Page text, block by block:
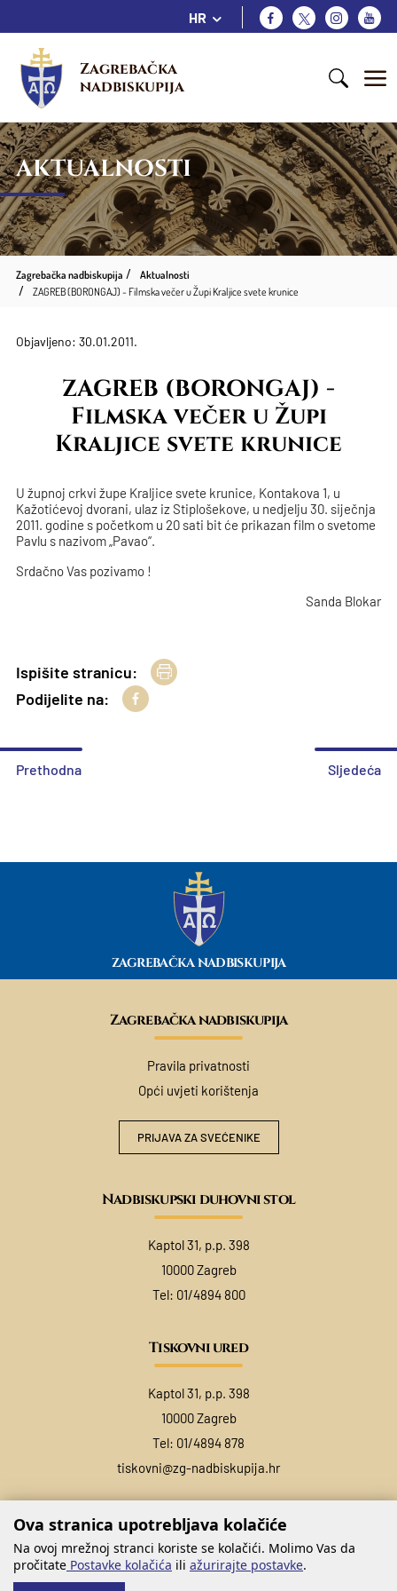
HR
Zagrebačka
nadbiskupija
AKTUALNOSTI
Zagrebačka nadbiskupija
Aktualnosti
ZAGREB (BORONGAJ) - Filmska večer u Župi Kraljice svete krunice
Objavljeno: 30.01.2011.
ZAGREB (BORONGAJ) -
Filmska večer u Župi
Kraljice svete krunice
U župnoj crkvi župe Kraljice svete krunice, Kontakova 1, u
Kažotićevoj dvorani, ulaz iz Stiplošekove, u nedjelju 30. siječnja
2011. godine s početkom u 20 sati bit će prikazan film o svetome
Pavlu s nazivom „Pavao“.
Srdačno Vas pozivamo !
Sanda Blokar
Ispišite stranicu:
Podijelite na:
Prethodna Sljedeća
ZAGREBAČKA NADBISKUPIJA
Zagrebačka nadbiskupija
Pravila privatnosti
Opći uvjeti korištenja
PRIJAVA ZA SVEĆENIKE
Nadbiskupski duhovni stol
Kaptol 31, p.p. 398
10000 Zagreb
Tel: 01/4894 800
Tiskovni ured
Kaptol 31, p.p. 398
10000 Zagreb
Tel: 01/4894 878
tiskovni@zg-nadbiskupija.hr
Ova stranica upotrebljava kolačiće
Na ovoj mrežnoj stranci koriste se kolačići. Molimo Vas da
pročitate Postavke kolačića ili ažurirajte postavke.